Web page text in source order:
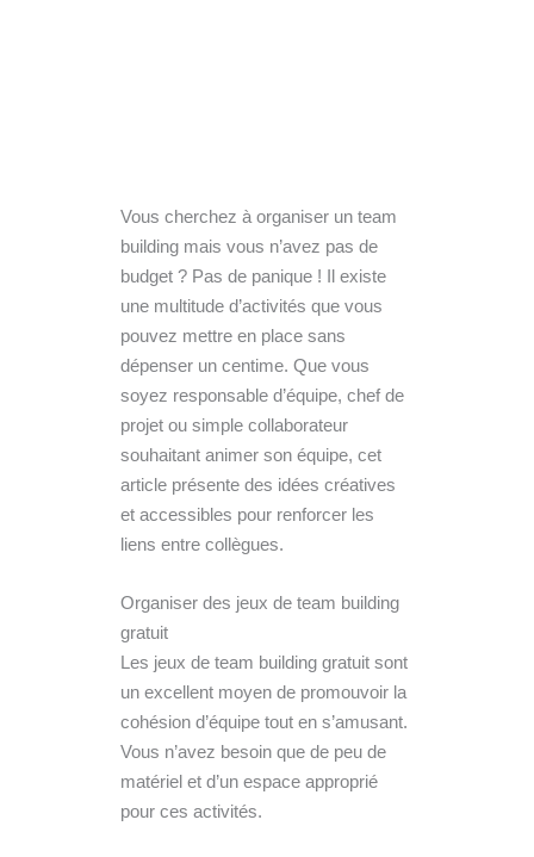
Vous cherchez à organiser un team
building mais vous n’avez pas de
budget ? Pas de panique ! Il existe
une multitude d’activités que vous
pouvez mettre en place sans
dépenser un centime. Que vous
soyez responsable d’équipe, chef de
projet ou simple collaborateur
souhaitant animer son équipe, cet
article présente des idées créatives
et accessibles pour renforcer les
liens entre collègues.
Organiser des jeux de team building
gratuit
Les jeux de team building gratuit sont
un excellent moyen de promouvoir la
cohésion d’équipe tout en s’amusant.
Vous n’avez besoin que de peu de
matériel et d’un espace approprié
pour ces activités.